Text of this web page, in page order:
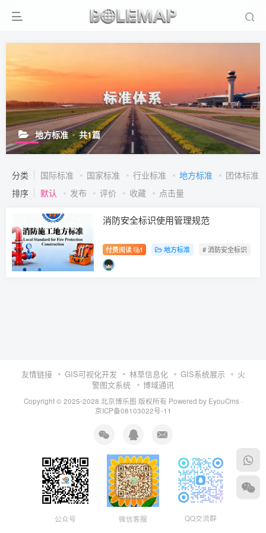
地方标准 共1篇
分类 国际标准 国家标准 行业标准 地方标准
团体标准
排序
默认 发布 评价 收藏 点击量
消防安全标识使用管理规范
付费阅读 1 地方标准 # 消防安全标识
友情链接 GIS可视化开发 林草信息化 GIS系统展示
火
警图文系统
博域通讯
Copyright © 2025-2028 北京博乐图 版权所有 Powered by EyouCms·
京ICP备08103022号-11
公众号 微信客服 QQ交流群